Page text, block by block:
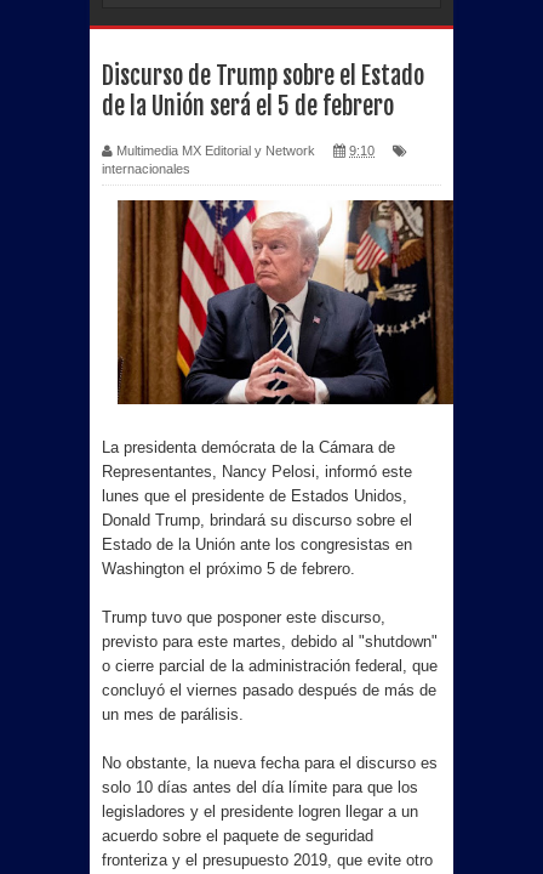
Discurso de Trump sobre el Estado
de la Unión será el 5 de febrero
Multimedia MX Editorial y Network
9:10
internacionales
La presidenta demócrata de la Cámara de
Representantes, Nancy Pelosi, informó este
lunes que el presidente de Estados Unidos,
Donald Trump, brindará su discurso sobre el
Estado de la Unión ante los congresistas en
Washington el próximo 5 de febrero.
Trump tuvo que posponer este discurso,
previsto para este martes, debido al "shutdown"
o cierre parcial de la administración federal, que
concluyó el viernes pasado después de más de
un mes de parálisis.
No obstante, la nueva fecha para el discurso es
solo 10 días antes del día límite para que los
legisladores y el presidente logren llegar a un
acuerdo sobre el paquete de seguridad
fronteriza y el presupuesto 2019, que evite otro